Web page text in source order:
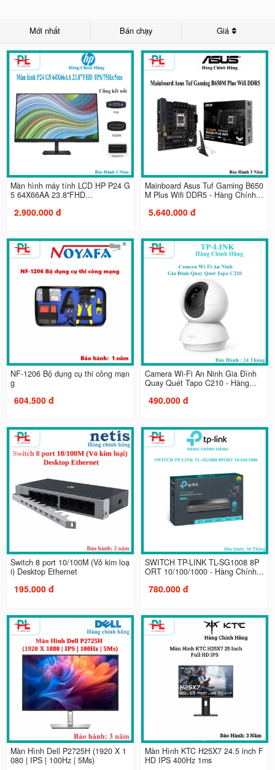
Mới nhất Bán chạy Giá
Màn hình máy tính LCD HP P24 G
5 64X66AA 23.8"FHD...
2.900.000 đ
Mainboard Asus Tuf Gaming B650
M Plus Wifi DDR5 - Hàng Chính...
5.640.000 đ
NF-1206 Bộ dụng cụ thi công mạn
g
604.500 đ
Camera Wi-Fi An Ninh Gia Đình
Quay Quét Tapo C210 - Hàng...
490.000 đ
Switch 8 port 10/100M (Vỏ kim loạ
i) Desktop Ethernet
195.000 đ
SWITCH TP-LINK TL-SG1008 8P
ORT 10/100/1000 - Hàng Chính...
780.000 đ
Màn Hình Dell P2725H (1920 X 1
080 | IPS | 100Hz | 5Ms)
Màn Hình KTC H25X7 24.5 inch F
HD IPS 400Hz 1ms